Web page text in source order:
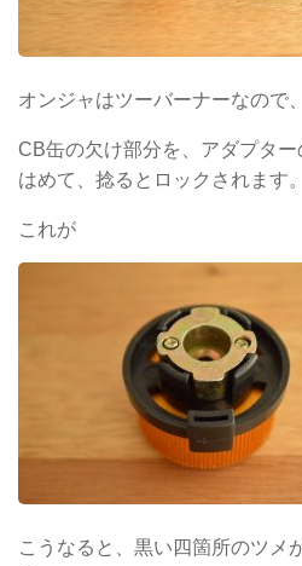
オンジャはツーバーナーなので
CB缶の欠け部分を、アダプタ
はめて、捻るとロックされます。
これが
こうなると、黒い四箇所のツメ